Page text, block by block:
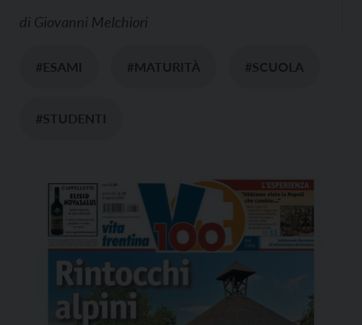
di Giovanni Melchiori
#ESAMI #MATURITÀ #SCUOLA
#STUDENTI